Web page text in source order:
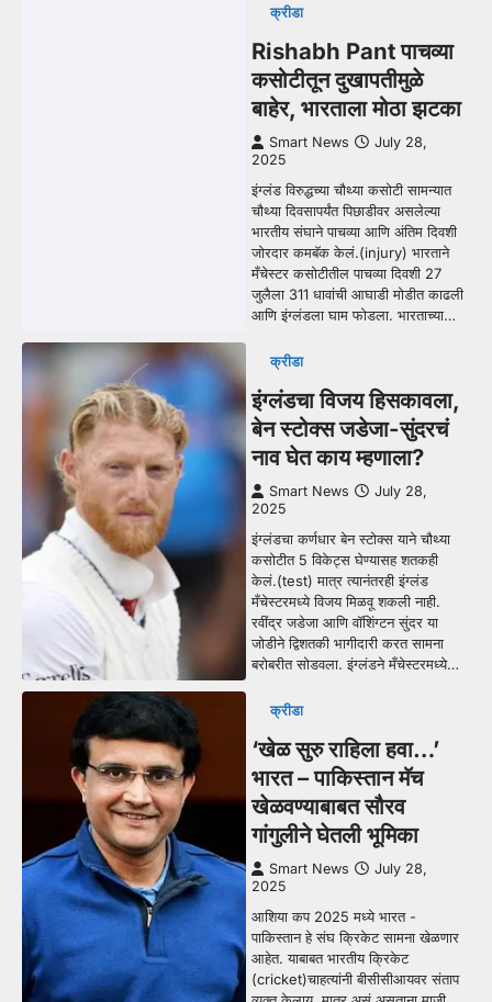
क्रीडा
Rishabh Pant पाचव्या
कसोटीतून दुखापतीमुळे
बाहेर, भारताला मोठा झटका
Smart News
July 28,
2025
इंग्लंड विरुद्धच्या चौथ्या कसोटी सामन्यात
चौथ्या दिवसापर्यंत पिछाडीवर असलेल्या
भारतीय संघाने पाचव्या आणि अंतिम दिवशी
जोरदार कमबॅक केलं.(injury) भारताने
मँचेस्टर कसोटीतील पाचव्या दिवशी 27
जुलैला 311 धावांची आघाडी मोडीत काढली
आणि इंग्लंडला घाम फोडला. भारताच्या…
क्रीडा
इंग्लंडचा विजय हिसकावला,
बेन स्टोक्स जडेजा-सुंदरचं
नाव घेत काय म्हणाला?
Smart News
July 28,
2025
इंग्लंडचा कर्णधार बेन स्टोक्स याने चौथ्या
कसोटीत 5 विकेट्स घेण्यासह शतकही
केलं.(test) मात्र त्यानंतरही इंग्लंड
मँचेस्टरमध्ये विजय मिळवू शकली नाही.
रवींद्र जडेजा आणि वॉशिंग्टन सुंदर या
जोडीने द्विशतकी भागीदारी करत सामना
बरोबरीत सोडवला. इंग्लंडने मँचेस्टरमध्ये…
क्रीडा
‘खेळ सुरु राहिला हवा…’
भारत – पाकिस्तान मॅच
खेळवण्याबाबत सौरव
गांगुलीने घेतली भूमिका
Smart News
July 28,
2025
आशिया कप 2025 मध्ये भारत -
पाकिस्तान हे संघ क्रिकेट सामना खेळणार
आहेत. याबाबत भारतीय क्रिकेट
(cricket)चाहत्यांनी बीसीसीआयवर संताप